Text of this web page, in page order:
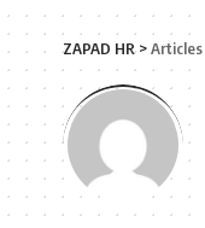
ZAPAD HR>Articles